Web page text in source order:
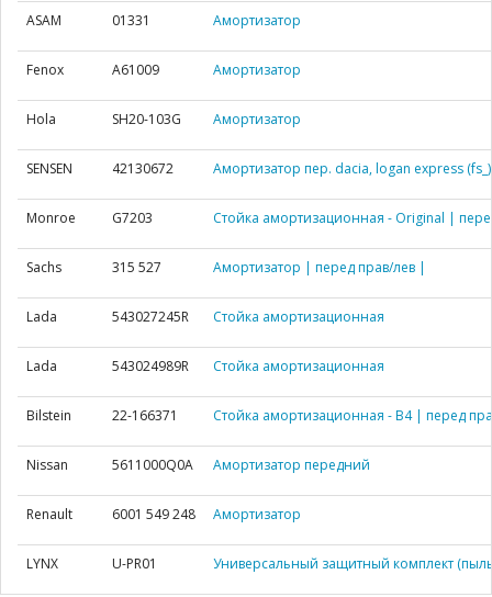
ASAM 01331 Амортизатор
Fenox A61009 Амортизатор
Hola SH20-103G Амортизатор
SENSEN 42130672 Амортизатор пер. dacia, logan express
Monroe G7203 Стойка амортизационная - Original |
Sachs 315 527 Амортизатор | перед прав/лев |
Lada 543027245R Стойка амортизационная
Lada 543024989R Стойка амортизационная
Bilstein 22-166371 Стойка амортизационная - B4 | перед
Nissan 5611000Q0A Амортизатор передний
Renault 6001 549 248 Амортизатор
LYNX U-PR01 Универсальный защитный комплект